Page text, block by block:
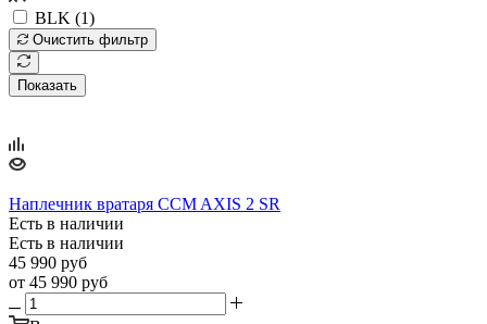
BLK (1)
Очистить фильтр
Показать
Наплечник вратаря CCM AXIS 2 SR
Есть в наличии
Есть в наличии
45 990 руб
от 45 990 руб